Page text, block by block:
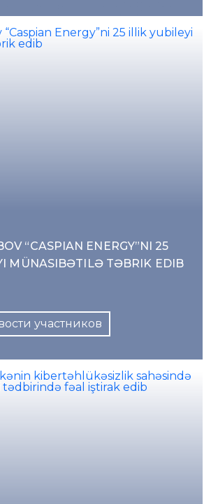
“CASPIAN ENERGY”NI 25
MÜNASIBƏTILƏ TƏBRIK EDIB
участников